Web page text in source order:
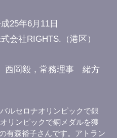
25年6月11日
会社RIGHTS.（港区）
西岡毅，常務理事 緒方
ルセロナオリンピックで銀
リンピックで銅メダルを獲
有森裕子さんです。アトラン